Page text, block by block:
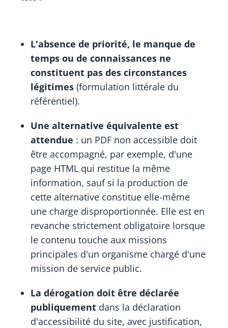
L'absence de priorité, le manque de
temps ou de connaissances ne
constituent pas des circonstances
légitimes (formulation littérale du
référentiel).
Une alternative équivalente est
attendue : un PDF non accessible doit
être accompagné, par exemple, d'une
page HTML qui restitue la même
information, sauf si la production de
cette alternative constitue elle-même
une charge disproportionnée. Elle est en
revanche strictement obligatoire lorsque
le contenu touche aux missions
principales d'un organisme chargé d'une
mission de service public.
La dérogation doit être déclarée
publiquement dans la déclaration
d'accessibilité du site, avec justification,